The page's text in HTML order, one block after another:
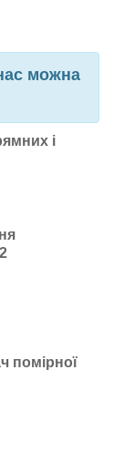
можна
і
помірної